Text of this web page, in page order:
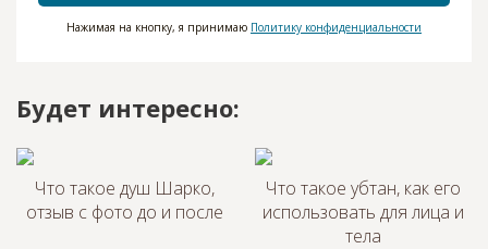
Нажимая на кнопку, я принимаю Политику конфиденциальности
Будет интересно:
Что такое душ Шарко,
отзыв с фото до и после
Что такое убтан, как его
использовать для лица и
тела